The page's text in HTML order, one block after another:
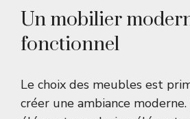
Un mobilier
fonctionnel
Le choix des meubles est
créer une ambiance